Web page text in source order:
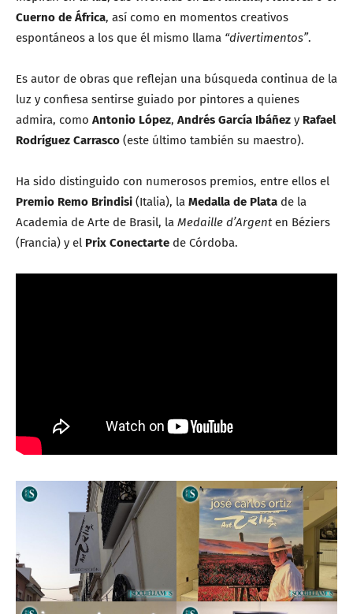
Cuerno de África, así como en momentos creativos
espontáneos a los que él mismo llama “divertimentos”.
Es autor de obras que reflejan una búsqueda continua de la
luz y confiesa sentirse guiado por pintores a quienes
admira, como Antonio López, Andrés García Ibáñez y Rafael
Rodríguez Carrasco (este último también su maestro).
Ha sido distinguido con numerosos premios, entre ellos el
Premio Remo Brindisi (Italia), la Medalla de Plata de la
Academia de Arte de Brasil, la Medaille d’Argenten Béziers
(Francia) y el Prix Conectarte de Córdoba.